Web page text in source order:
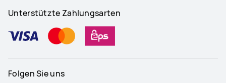
Unterstützte Zahlungsarten
Folgen Sie uns